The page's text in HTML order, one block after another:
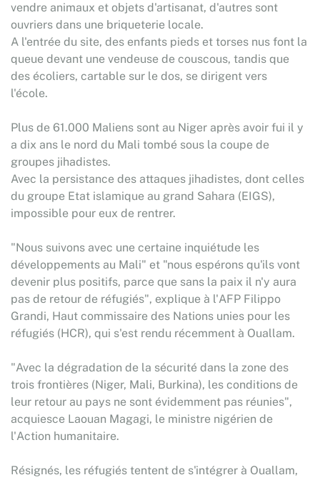
vendre animaux et objets d'artisanat, d'autres sont
ouvriers dans une briqueterie locale.
A l'entrée du site, des enfants pieds et torses nus font la
queue devant une vendeuse de couscous, tandis que
des écoliers, cartable sur le dos, se dirigent vers
l'école.
Plus de 61.000 Maliens sont au Niger après avoir fui il y
a dix ans le nord du Mali tombé sous la coupe de
groupes jihadistes.
Avec la persistance des attaques jihadistes, dont celles
du groupe Etat islamique au grand Sahara (EIGS),
impossible pour eux de rentrer.
"Nous suivons avec une certaine inquiétude les
développements au Mali" et "nous espérons qu'ils vont
devenir plus positifs, parce que sans la paix il n'y aura
pas de retour de réfugiés", explique à l'AFP Filippo
Grandi, Haut commissaire des Nations unies pour les
réfugiés (HCR), qui s'est rendu récemment à Ouallam.
"Avec la dégradation de la sécurité dans la zone des
trois frontières (Niger, Mali, Burkina), les conditions de
leur retour au pays ne sont évidemment pas réunies",
acquiesce Laouan Magagi, le ministre nigérien de
l'Action humanitaire.
Résignés, les réfugiés tentent de s'intégrer à Ouallam,